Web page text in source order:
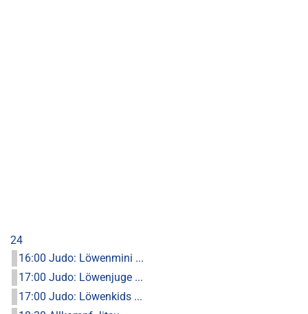
24
16:00 Judo: Löwenmini ...
17:00 Judo: Löwenjuge ...
17:00 Judo: Löwenkids ...